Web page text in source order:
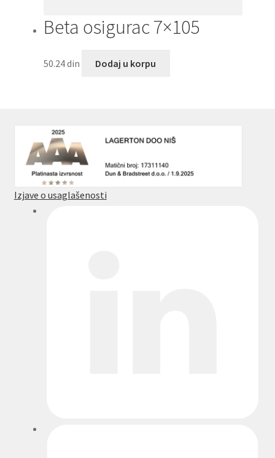
Beta osigurac 7×105
50.24din Dodaj u korpu
Izjave o usaglašenosti